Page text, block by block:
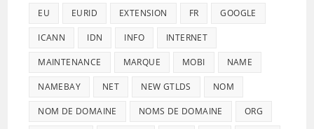
EU EURID EXTENSION FR GOOGLE
ICANN IDN INFO INTERNET
MAINTENANCE MARQUE MOBI NAME
NAMEBAY NET NEW GTLDS NOM
NOM DE DOMAINE NOMS DE DOMAINE ORG